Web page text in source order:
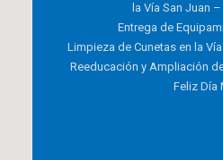
la Vía San Juan
Entrega de
Limpieza de Cunetas en la
Reeducación y Ampliación
Feliz Día